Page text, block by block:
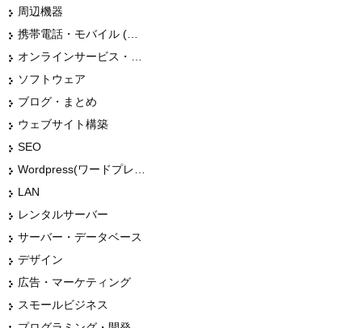
周辺機器
ソフトウェア
ブログ・まとめ
ウェブサイト構築
SEO
LAN
レンタルサーバー
サーバー・データベース
デザイン
広告・マーケティング
スモールビジネス